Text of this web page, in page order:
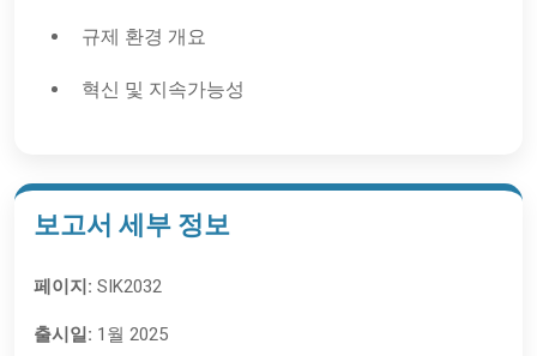
규제 환경 개요
혁신 및 지속가능성
보고서 세부 정보
페이지: SIK2032
출시일: 1월 2025